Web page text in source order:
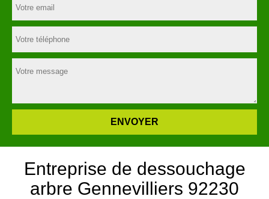
Entreprise de dessouchage
arbre Gennevilliers 92230